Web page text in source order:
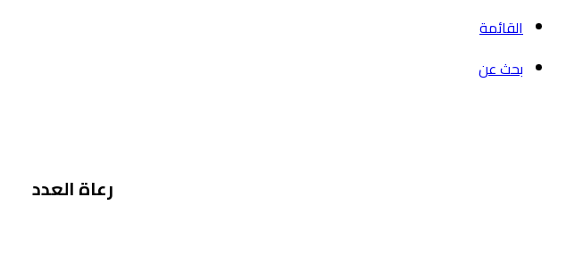
القائمة
بحث عن
رعاة العدد